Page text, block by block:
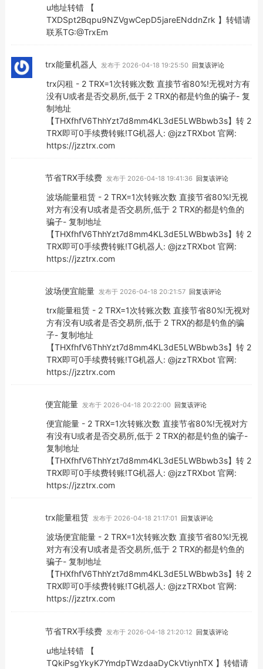
u地址转错 【
TXDSpt2Bqpu9NZVgwCepD5jareENddnZrk 】转错请
联系TG:@TrxEm
trx能量机器人 发布于 2026-04-18 19:25:50 回复该评论
trx闪租 - 2 TRX=1次转账次数 直接节省80%!无视对方有
没有U或者是否交易所,低于 2 TRX的都是钓鱼的骗子- 复
制地址
【THXfhfV6ThhYzt7d8mm4KL3dE5LWBbwb3s】转 2
TRX即可0手续费转账!TG机器人: @jzzTRXbot 官网:
https://jzztrx.com
节省TRX手续费 发布于 2026-04-18 19:41:36 回复该评论
波场能量租赁 - 2 TRX=1次转账次数 直接节省80%!无视
对方有没有U或者是否交易所,低于 2 TRX的都是钓鱼的
骗子- 复制地址
【THXfhfV6ThhYzt7d8mm4KL3dE5LWBbwb3s】转 2
TRX即可0手续费转账!TG机器人: @jzzTRXbot 官网:
https://jzztrx.com
波场便宜能量 发布于 2026-04-18 20:21:57 回复该评论
trx能量租赁 - 2 TRX=1次转账次数 直接节省80%!无视对
方有没有U或者是否交易所,低于 2 TRX的都是钓鱼的骗
子- 复制地址
【THXfhfV6ThhYzt7d8mm4KL3dE5LWBbwb3s】转 2
TRX即可0手续费转账!TG机器人: @jzzTRXbot 官网:
https://jzztrx.com
便宜能量 发布于 2026-04-18 20:22:00 回复该评论
便宜能量 - 2 TRX=1次转账次数 直接节省80%!无视对方
有没有U或者是否交易所,低于 2 TRX的都是钓鱼的骗子-
复制地址
【THXfhfV6ThhYzt7d8mm4KL3dE5LWBbwb3s】转 2
TRX即可0手续费转账!TG机器人: @jzzTRXbot 官网:
https://jzztrx.com
trx能量租赁 发布于 2026-04-18 21:17:01 回复该评论
波场便宜能量 - 2 TRX=1次转账次数 直接节省80%!无视
对方有没有U或者是否交易所,低于 2 TRX的都是钓鱼的
骗子- 复制地址
【THXfhfV6ThhYzt7d8mm4KL3dE5LWBbwb3s】转 2
TRX即可0手续费转账!TG机器人: @jzzTRXbot 官网:
https://jzztrx.com
节省TRX手续费 发布于 2026-04-18 21:20:12 回复该评论
u地址转错 【
TQkiPsgYkyK7YmdpTWzdaaDyCkVtiynhTX 】转错请